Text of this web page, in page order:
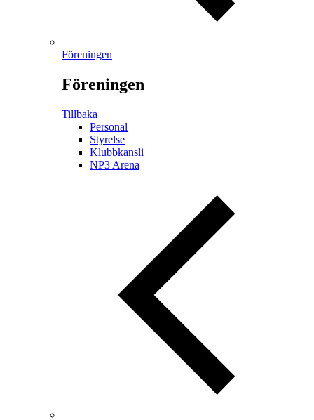
Föreningen
Föreningen
Tillbaka
Personal
Styrelse
Klubbkansli
NP3 Arena